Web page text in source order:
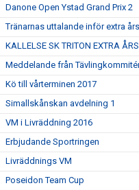
Danone Open Ystad Grand Prix 2
Tränarnas uttalande inför extra
KALLELSE SK TRITON EXTRA
Meddelande från
Kö till vårterminen 2017
Simallskånskan avdelning 1
VM i Livräddning 2016
Erbjudande Sportringen
Livräddnings VM
Poseidon Team Cup